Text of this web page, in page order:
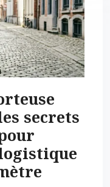
secrets